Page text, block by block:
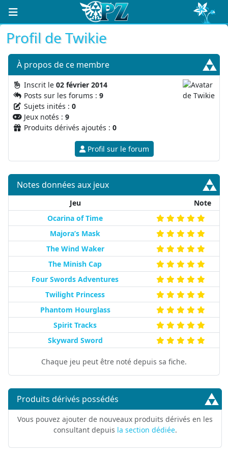
Profil de Twikie
À propos de ce membre
Inscrit le 02 février 2014
Posts sur les forums : 9
Sujets inités : 0
Jeux notés : 9
Produits dérivés ajoutés : 0
Profil sur le forum
Notes données aux jeux
Jeu
Note
Ocarina of Time
Majora’s Mask
The Wind Waker
The Minish Cap
Four Swords Adventures
Twilight Princess
Phantom Hourglass
Spirit Tracks
Skyward Sword
Chaque jeu peut être noté depuis sa fiche.
Produits dérivés possédés
Vous pouvez ajouter de nouveaux produits dérivés en les
consultant depuis la section dédiée.